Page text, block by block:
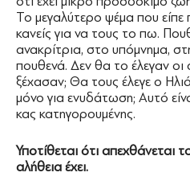
Το μεγαλύτερο ψέμα που είπε
κανείς για να τους το πω.
ανακρίτρια, στο υπόμνημα,
πουθενά. Δεν θα το έλεγαν οι
ξέχασαν; Θα τους έλεγε ο
μόνο για ενυδάτωση; Αυτό
κας κατηγορουμένης.
Υποτίθεται ότι απεχθάνεται
αλήθεια έχει.